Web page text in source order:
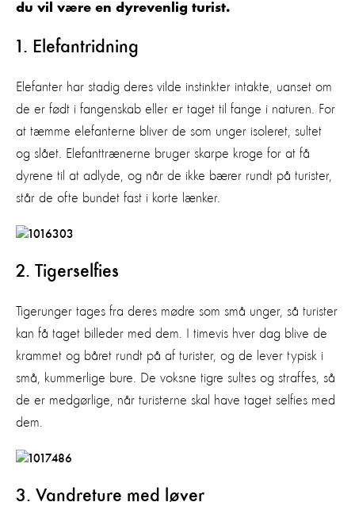
du vil være en dyrevenlig turist.
1. Elefantridning
Elefanter har stadig deres vilde instinkter intakte, uanset om
de er født i fangenskab eller er taget til fange i naturen. For
at tæmme elefanterne bliver de som unger isoleret, sultet
og slået. Elefanttrænerne bruger skarpe kroge for at få
dyrene til at adlyde, og når de ikke bærer rundt på turister,
står de ofte bundet fast i korte lænker.
2. Tigerselfies
Tigerunger tages fra deres mødre som små unger, så turister
kan få taget billeder med dem. I timevis hver dag blive de
krammet og båret rundt på af turister, og de lever typisk i
små, kummerlige bure. De voksne tigre sultes og straffes, så
de er medgørlige, når turisterne skal have taget selfies med
dem.
3. Vandreture med løver